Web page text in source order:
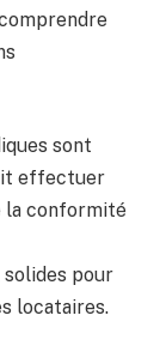
sont
effectuer
la conformité
pour
locataires.